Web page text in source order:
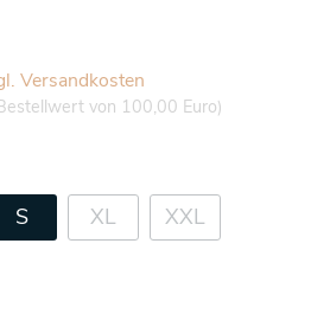
Versandkosten
von 100,00 Euro)
S XL XXL